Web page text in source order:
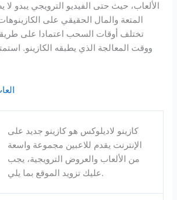
الألعاب، حيث حتى الفيديو الترويجي يبدو
المتعة والمال الحقيقي على
تختلف أوقات السحب اعتمادا على
ووقت المعالجة الذي يطبقه الكازينو.
كازينو لاديلوكس هو كازينو جديد على
الإنترنت يقدم للاعبين مجموعة واسعة
من الألعاب والعروض الترويجية، يجب
عليك تزويد الموقع بما يلي.